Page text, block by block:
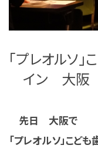
「プレオルソ
イン 大阪
先日 大阪で
「プレオルソ」こど